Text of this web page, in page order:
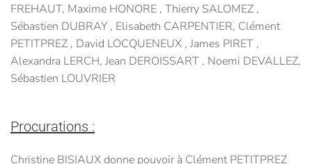
FREHAUT, Maxime HONORE , Thierry SALOMEZ ,
Sébastien DUBRAY , Elisabeth CARPENTIER, Clément
PETITPREZ , David LOCQUENEUX , James PIRET ,
Alexandra LERCH, Jean DEROISSART , Noemi DEVALLEZ,
Sébastien LOUVRIER
Procurations :
Christine BISIAUX donne pouvoir à Clément PETITPREZ